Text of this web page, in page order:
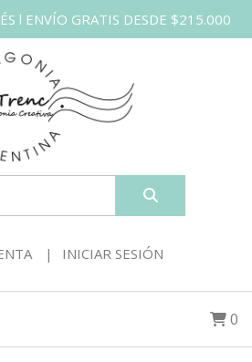
l ENVÍO GRATIS DESDE $215.000
INICIAR SESIÓN
0